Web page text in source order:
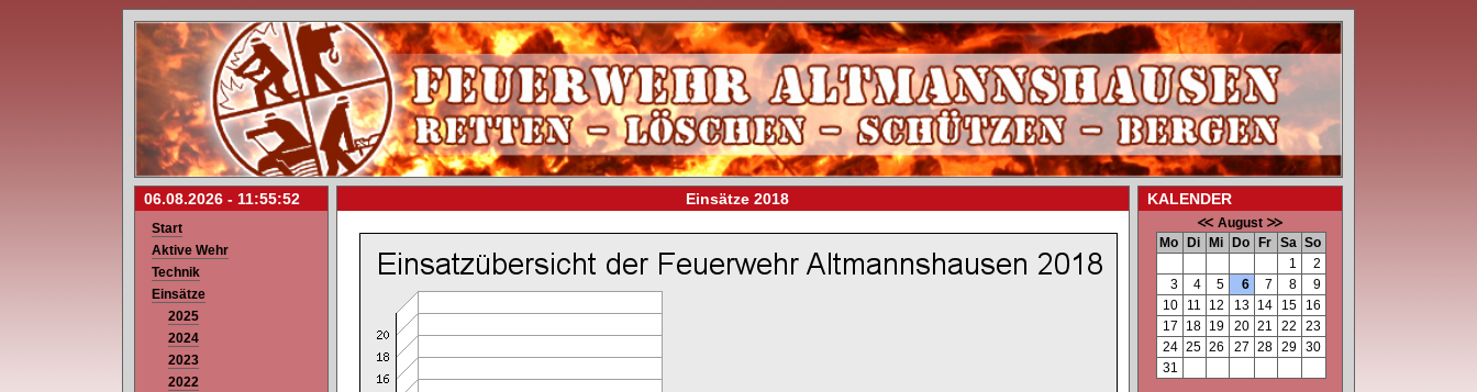
06.08.2026 - 11:55:52
Start
Aktive Wehr
Technik
Einsätze
2025
2024
2023
2022
Einsätze 2018 KALENDER
August
Mo
Di Mi Do Fr Sa So
1
2
3
4 5 6 7 8
9
10
11 12 13 14 15
16
17
18 19 20 21 22
23
24 25 26 27 28 29
30
31